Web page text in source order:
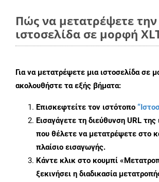
Πώς να μετατρέψετε την
ιστοσελίδα σε μορφή
Για να μετατρέψετε μια ιστοσελίδα σε
ακολουθήστε τα εξής βήματα:
Επισκεφτείτε τον ιστότοπο
Εισαγάγετε τη διεύθυνση URL της
που θέλετε να μετατρέψετε στο
πλαίσιο εισαγωγής.
Κάντε κλικ στο κουμπί
ξεκινήσει η διαδικασία